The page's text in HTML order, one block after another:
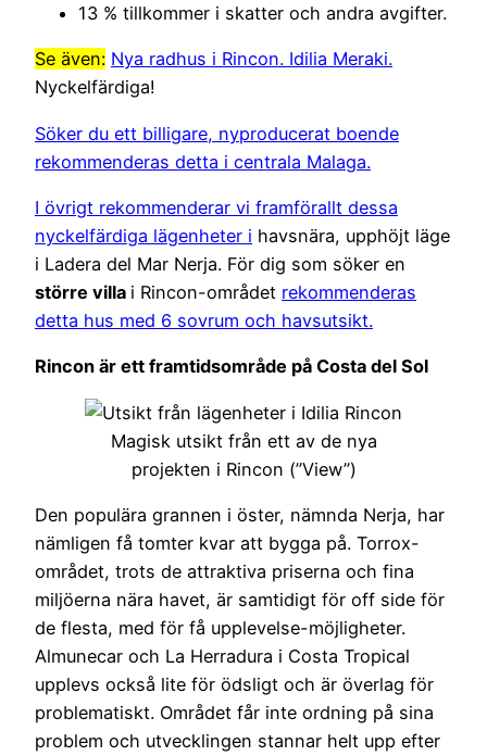
13 % tillkommer i skatter och andra avgifter.
Se även: Nya radhus i Rincon. Idilia Meraki.
Nyckelfärdiga!
Söker du ett billigare, nyproducerat boende
rekommenderas detta i centrala Malaga.
I övrigt rekommenderar vi framförallt dessa
nyckelfärdiga lägenheter i havsnära, upphöjt läge
i Ladera del Mar Nerja. För dig som söker en
större villa i Rincon-området rekommenderas
detta hus med 6 sovrum och havsutsikt.
Rincon är ett framtidsområde på Costa del Sol
Magisk utsikt från ett av de nya
projekten i Rincon (”View”)
Den populära grannen i öster, nämnda Nerja, har
nämligen få tomter kvar att bygga på. Torrox-
området, trots de attraktiva priserna och fina
miljöerna nära havet, är samtidigt för off side för
de flesta, med för få upplevelse-möjligheter.
Almunecar och La Herradura i Costa Tropical
upplevs också lite för ödsligt och är överlag för
problematiskt. Området får inte ordning på sina
problem och utvecklingen stannar helt upp efter